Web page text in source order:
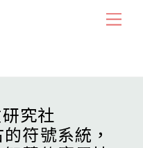
究社
符號系統，